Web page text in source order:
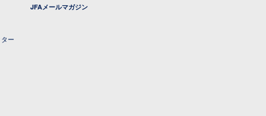
ー
JFAメールマガジン